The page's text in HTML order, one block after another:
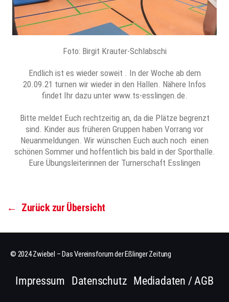
Foto: Birgit Krauter-Schlabschi
Endlich ist es wieder soweit . In der Woche ab dem
20.09.21 turnen wir wieder in den Hallen. Nähere Infos
findet Ihr dazu unter www.ts-esslingen.de.
Bitte meldet Euch rechtzeitig an, da die Plätze begrenzt
sind. Kinder aus früheren Gruppen haben Vorrang vor
Neuanmeldungen. Wir wünschen Euch auch noch einen
schönen Sommer und hoffentlich bis bald in der Sporthalle.
Eure Übungsleiterinnen der Turnerschaft Esslingen
← Zurück zur Übersicht
© 2024 Zwiebel – Das Vereinsforum der Eßlinger Zeitung
Impressum Datenschutz Mediadaten / AGB